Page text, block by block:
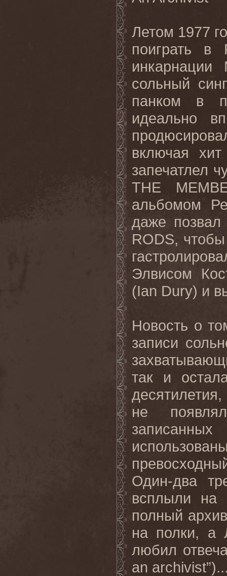
Летом 1977
поиграть в
инкарнации
сольный
панком в
идеально
включая хит
запечатлел
THE
альбомом
даже
RODS,
Элвисом
(Ian Dury) и
Новость о
записи
так
и
не
Один-два
всплыли на
полный
на полки, а
любил
an archivist”).